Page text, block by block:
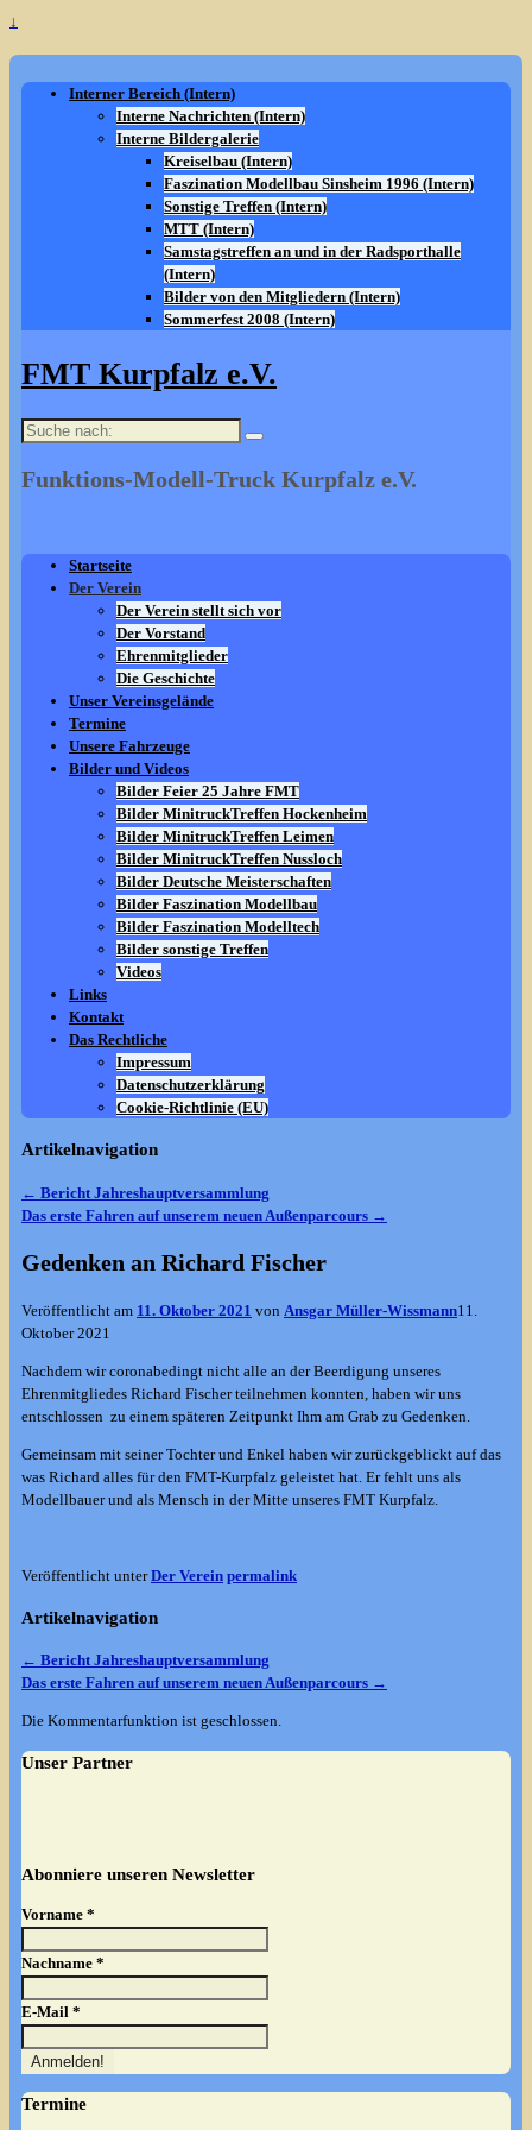
↓
Interner Bereich (Intern)
Interne Nachrichten (Intern)
Interne Bildergalerie
Kreiselbau (Intern)
Faszination Modellbau Sinsheim 1996 (Intern)
Sonstige Treffen (Intern)
MTT (Intern)
Samstagstreffen an und in der Radsporthalle
(Intern)
Bilder von den Mitgliedern (Intern)
Sommerfest 2008 (Intern)
FMT Kurpfalz e.V.
Suche
Funktions-Modell-Truck Kurpfalz e.V.
Startseite
Der Verein
Der Verein stellt sich vor
Der Vorstand
Ehrenmitglieder
Die Geschichte
Unser Vereinsgelände
Termine
Unsere Fahrzeuge
Bilder und Videos
Bilder Feier 25 Jahre FMT
Bilder MinitruckTreffen Hockenheim
Bilder MinitruckTreffen Leimen
Bilder MinitruckTreffen Nussloch
Bilder Deutsche Meisterschaften
Bilder Faszination Modellbau
Bilder Faszination Modelltech
Bilder sonstige Treffen
Videos
Links
Kontakt
Das Rechtliche
Impressum
Datenschutzerklärung
Cookie-Richtlinie (EU)
Artikelnavigation
← Bericht Jahreshauptversammlung
Das erste Fahren auf unserem neuen Außenparcours →
Gedenken an Richard Fischer
Veröffentlicht am 11. Oktober 2021 von Ansgar Müller-Wissmann11.
Oktober 2021
Nachdem wir coronabedingt nicht alle an der Beerdigung unseres
Ehrenmitgliedes Richard Fischer teilnehmen konnten, haben wir uns
entschlossen zu einem späteren Zeitpunkt Ihm am Grab zu Gedenken.
Gemeinsam mit seiner Tochter und Enkel haben wir zurückgeblickt auf das
was Richard alles für den FMT-Kurpfalz geleistet hat. Er fehlt uns als
Modellbauer und als Mensch in der Mitte unseres FMT Kurpfalz.
Veröffentlicht unter Der Verein permalink
Artikelnavigation
← Bericht Jahreshauptversammlung
Das erste Fahren auf unserem neuen Außenparcours →
Die Kommentarfunktion ist geschlossen.
Unser Partner
Abonniere unseren Newsletter
Vorname *
Nachname *
E-Mail *
Termine